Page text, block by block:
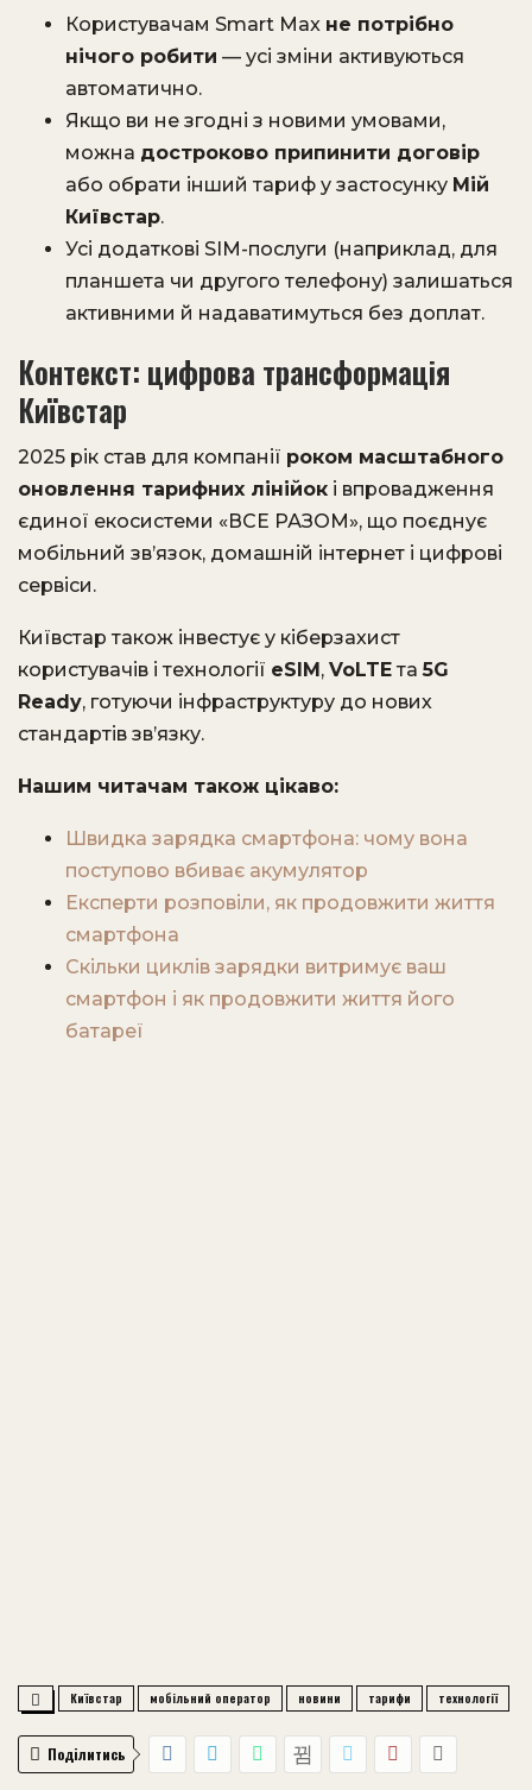
Користувачам Smart Max не потрібно
нічого робити — усі зміни активуються
автоматично.
Якщо ви не згодні з новими умовами,
можна достроково припинити договір
або обрати інший тариф у застосунку Мій
Київстар.
Усі додаткові SIM-послуги (наприклад, для
планшета чи другого телефону) залишаться
активними й надаватимуться без доплат.
Контекст: цифрова трансформація
Київстар
2025 рік став для компанії роком масштабного
оновлення тарифних лінійок і впровадження
єдиної екосистеми «ВСЕ РАЗОМ», що поєднує
мобільний зв’язок, домашній інтернет і цифрові
сервіси.
Київстар також інвестує у кіберзахист
користувачів і технології eSIM, VoLTEта5G
Ready, готуючи інфраструктуру до нових
стандартів зв’язку.
Нашим читачам також цікаво:
Швидка зарядка смартфона: чому вона
поступово вбиває акумулятор
Експерти розповіли, як продовжити життя
смартфона
Скільки циклів зарядки витримує ваш
смартфон і як продовжити життя його
батареї
Київстар мобільний оператор новини тарифи технології
Поділитись